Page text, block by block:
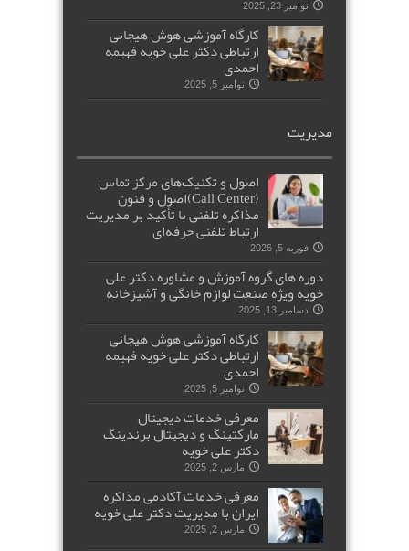
نوامبر 23, 2025
کارگاه آموزشی هوش هیجانی
ارتباطی دکتر علی خویه فهیمه
احمدی
نوامبر 5, 2025
مدیریت
اصول و تکنیک‌های مرکز تماس
(Call Center)اصول و فنون
مذاکره تلفنی با تأکید بر مدیریت
ارتباط تلفنی حرفه‌ای
فوریه 5, 2026
دوره های گروه آموزش و مشاوره دکتر علی
خویه ویژه صنعت لوازم خانگی و آشپزخانه
دسامبر 13, 2025
کارگاه آموزشی هوش هیجانی
ارتباطی دکتر علی خویه فهیمه
احمدی
نوامبر 5, 2025
معرفی خدمات دیجیتال
مارکتینگ و دیجیتال برندینگ
دکتر علی خویه
مارس 2, 2025
معرفی خدمات آکادمی مذاکره
ایران با مدیریت دکتر علی خویه
مارس 2, 2025